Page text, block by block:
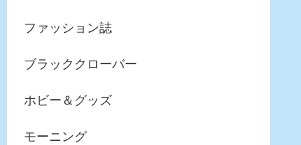
ファッション誌
ブラッククローバー
ホビー＆グッズ
モーニング